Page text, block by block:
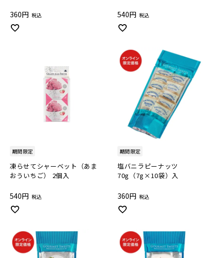
360 税込 540 税込
期間限定
凍らせてシャーベット（あま
おういちご） 2個入
540 税込
期間限定
塩バニラピーナッツ
70g（7g×10袋）入
360 税込